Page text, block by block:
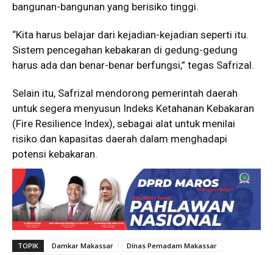
bangunan-bangunan yang berisiko tinggi.
“Kita harus belajar dari kejadian-kejadian seperti itu.
Sistem pencegahan kebakaran di gedung-gedung
harus ada dan benar-benar berfungsi,” tegas Safrizal.
Selain itu, Safrizal mendorong pemerintah daerah
untuk segera menyusun Indeks Ketahanan Kebakaran
(Fire Resilience Index), sebagai alat untuk menilai
risiko dan kapasitas daerah dalam menghadapi
potensi kebakaran.
TOPIK Damkar Makassar
Dinas Pemadam Makassar